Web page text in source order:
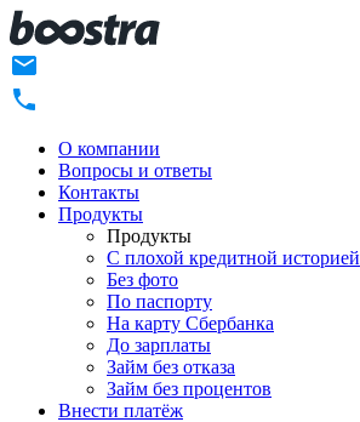
О компании
Вопросы и ответы
Контакты
Продукты
Продукты
C плохой кредитной историей
Без фото
По паспорту
На карту Сбербанка
До зарплаты
Займ без отказа
Займ без процентов
Внести платёж